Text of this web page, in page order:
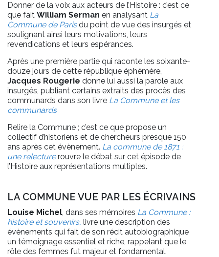
Donner de la voix aux acteurs de l’Histoire : c’est ce
que fait William Serman en analysant La
Commune de Paris du point de vue des insurgés et
soulignant ainsi leurs motivations, leurs
revendications et leurs espérances.
Après une première partie qui raconte les soixante-
douze jours de cette république éphémère,
Jacques Rougerie donne lui aussi la parole aux
insurgés, publiant certains extraits des procès des
communards dans son livre La Commune et les
communards
Relire la Commune ; c’est ce que propose un
collectif d’historiens et de chercheurs presque 150
ans après cet évènement. La commune de 1871 :
une relecturerouvre le débat sur cet épisode de
l’Histoire aux représentations multiples.
LA COMMUNE VUE PAR LES ÉCRIVAINS
Louise Michel, dans ses mémoires La Commune :
histoire et souvenirs, livre une description des
évènements qui fait de son récit autobiographique
un témoignage essentiel et riche, rappelant que le
rôle des femmes fut majeur et fondamental.